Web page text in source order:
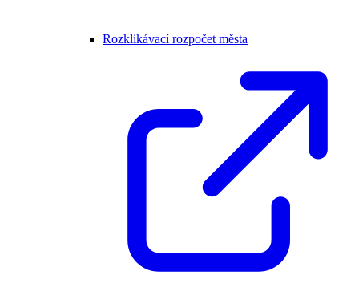
Rozklikávací rozpočet města